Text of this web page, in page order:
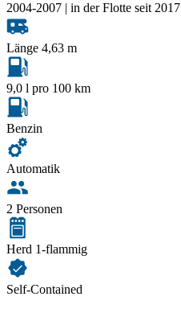
2004-2007 | in der Flotte seit 2017
Länge 4,63 m
9,0 l pro 100 km
Benzin
Automatik
2 Personen
Herd 1-flammig
Self-Contained